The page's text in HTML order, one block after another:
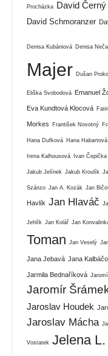
Procházka David Černý
David Schmoranzer
Denisa Kubániová Denisa
Majer Dušan
Eliška Svobodová Emanuel
Eva Kundtová Klocová
Morkes František Novotný
Hana Dufková Hana Habartová
Irena Kalhousová Ivan Čepička
Jakub Jelínek Jakub Kroulík
Szánzo Jan A. Kozák Jan
Havlík Jan Hlaváč
Jehlík Jan Kolář Jan
Toman
Jan Veselý
Jana Jebavá Jana
Jarmila Bednaříková
Jaromír
Jaroslav Houdek
Jaroslav Mácha
Vostatek Jelena